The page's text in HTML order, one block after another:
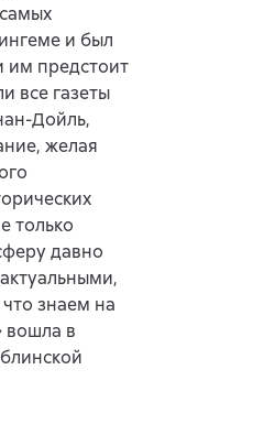
и был
им предстоит
все газеты
Дойль,
желая
только
давно
знаем на
вошла в